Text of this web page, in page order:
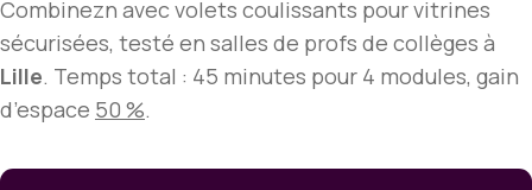
Combinezn avec volets coulissants pour vitrines
sécurisées, testé en salles de profs de collèges à
Lille. Temps total : 45 minutes pour 4 modules, gain
d’espace 50 %.